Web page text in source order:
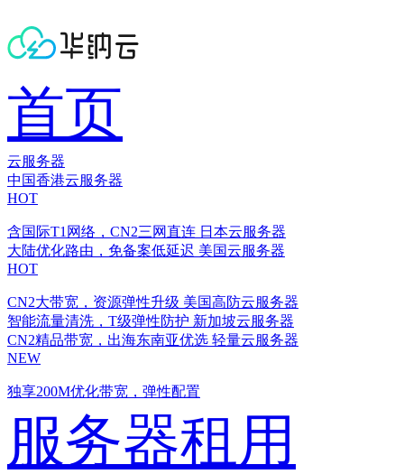
首页
云服务器
中国香港云服务器
HOT
含国际T1网络，CN2三网直连 日本云服务器
大陆优化路由，免备案低延迟 美国云服务器
HOT
CN2大带宽，资源弹性升级 美国高防云服务器
智能流量清洗，T级弹性防护 新加坡云服务器
CN2精品带宽，出海东南亚优选 轻量云服务器
NEW
独享200M优化带宽，弹性配置
服务器租用